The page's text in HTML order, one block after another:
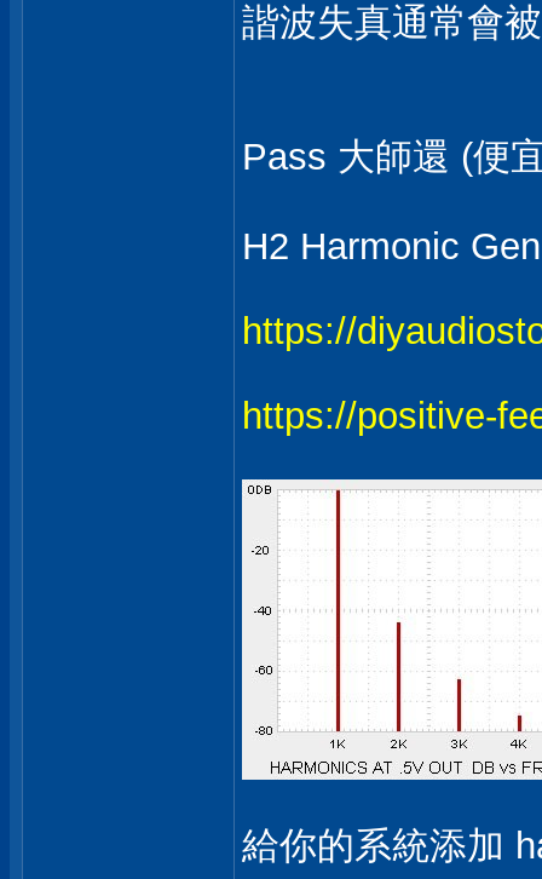
諧波失真通常會
Pass 大師還 (便
H2 Harmonic
https://
https://positive-
給你的系統添加